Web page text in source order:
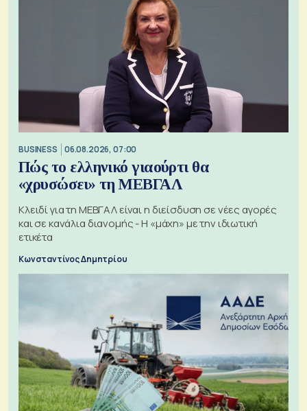
BUSINESS 06.08.2026, 07:00
Πώς το ελληνικό γιαούρτι θα
«χρυσώσει» τη ΜΕΒΓΑΛ
Κλειδί για τη ΜΕΒΓΑΛ είναι η διείσδυση σε νέες αγορές
και σε κανάλια διανομής - Η «μάχη» με την ιδιωτική
ετικέτα
Κωνσταντίνος Δημητρίου